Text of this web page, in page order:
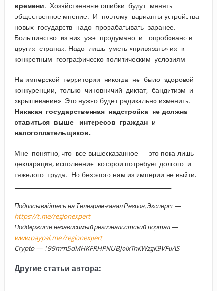
времени. Хозяйственные ошибки будут менять
общественное мнение. И поэтому варианты устройства
новых государств надо прорабатывать заранее.
Большинство из них уже продумано и опробовано в
других странах. Надо лишь уметь «привязать» их к
конкретным географическо-политическим условиям.
На имперской территории никогда не было здоровой
конкуренции, только чиновничий диктат, бандитизм и
«крышевание». Это нужно будет радикально изменить.
Никакая государственная надстройка не должна
ставиться выше интересов граждан и
налогоплательщиков.
Мне понятно, что все вышесказанное — это пока лишь
декларация, исполнение которой потребует долгого и
тяжелого труда. Но без этого нам из империи не выйти.
Подписывайтесь на Телеграм-канал Регион.Эксперт —
https://t.me/regionexpert
Поддержите независимый регионалистский портал —
www.paypal.me /regionexpert
Crypto — 199mm5dMHKPRHPNUBJoixTnKWzgK9VFuAS
Другие статьи автора: